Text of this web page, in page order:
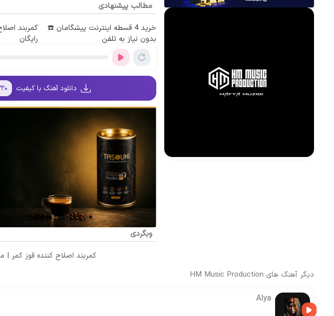
مطالب پیشنهادی
خرید 4 قسطه اینترنت پیشگامان ☎️
بدون نیاز به تلفن
کمربند
رایگان
دانلود آهنگ با کیفیت
وبگردی
کمربند اصلاح کننده قوز کمر |
دیگر آهنگ های HM Music Production
Alya